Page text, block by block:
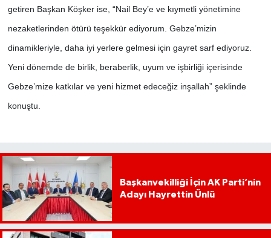
getiren Başkan Köşker ise, “Nail Bey’e ve kıymetli yönetimine
nezaketlerinden ötürü teşekkür ediyorum. Gebze’mizin
dinamikleriyle, daha iyi yerlere gelmesi için gayret sarf ediyoruz.
Yeni dönemde de birlik, beraberlik, uyum ve işbirliği içerisinde
Gebze’mize katkılar ve yeni hizmet edeceğiz inşallah” şeklinde
konuştu.
Başkanvekilliği İçin AK Parti’nin
Adayı Hayrettin Ünlü